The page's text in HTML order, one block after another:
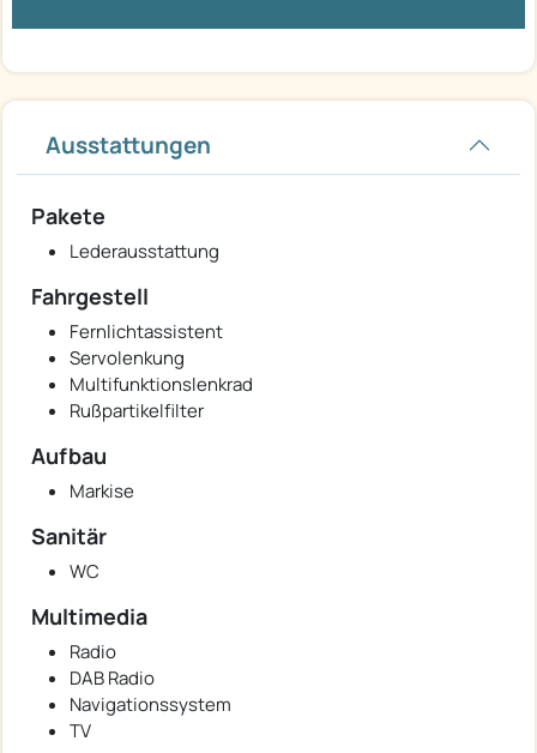
Ausstattungen
Pakete
Lederausstattung
Fahrgestell
Fernlichtassistent
Servolenkung
Multifunktionslenkrad
Rußpartikelfilter
Aufbau
Markise
Sanitär
WC
Multimedia
Radio
DAB Radio
Navigationssystem
TV